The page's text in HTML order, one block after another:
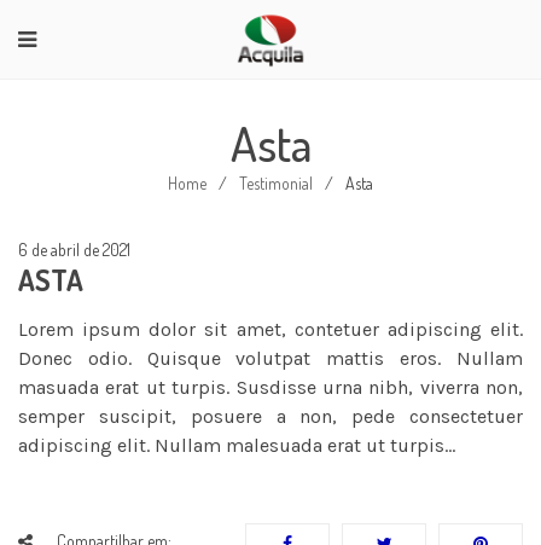
Asta
Home / Testimonial / Asta
6 de abril de 2021
ASTA
Lorem ipsum dolor sit amet, contetuer adipiscing elit.
Donec odio. Quisque volutpat mattis eros. Nullam
masuada erat ut turpis. Susdisse urna nibh, viverra non,
semper suscipit, posuere a non, pede consectetuer
adipiscing elit. Nullam malesuada erat ut turpis…
Compartilhar em: